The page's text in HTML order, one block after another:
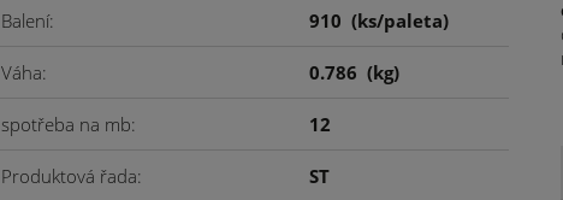
Balení 910(ks/paleta)
Váha 0.786(kg)
spotřeba na mb 12
Produktová řada ST